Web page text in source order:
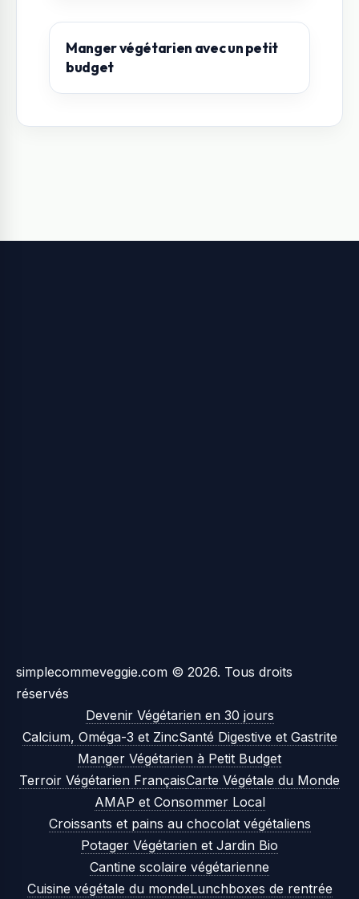
Manger végétarien avec un petit
budget
simplecommeveggie.com © 2026. Tous droits
réservés
Devenir Végétarien en 30 jours
Calcium, Oméga-3 et ZincSanté Digestive et Gastrite
Manger Végétarien à Petit Budget
Terroir Végétarien FrançaisCarte Végétale du Monde
AMAP et Consommer Local
Croissants et pains au chocolat végétaliens
Potager Végétarien et Jardin Bio
Cantine scolaire végétarienne
Cuisine végétale du mondeLunchboxes de rentrée